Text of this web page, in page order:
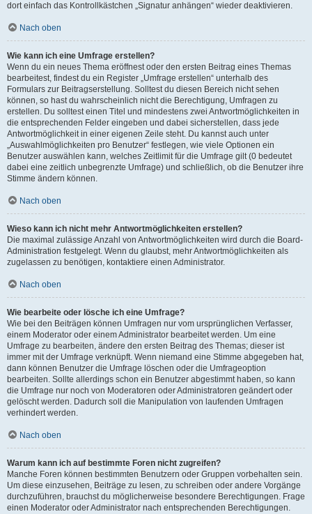
dort einfach das Kontrollkästchen „Signatur anhängen“ wieder deaktivieren.
Nach oben
Wie kann ich eine Umfrage erstellen?
Wenn du ein neues Thema eröffnest oder den ersten Beitrag eines Themas
bearbeitest, findest du ein Register „Umfrage erstellen“ unterhalb des
Formulars zur Beitragserstellung. Solltest du diesen Bereich nicht sehen
können, so hast du wahrscheinlich nicht die Berechtigung, Umfragen zu
erstellen. Du solltest einen Titel und mindestens zwei Antwortmöglichkeiten in
die entsprechenden Felder eingeben und dabei sicherstellen, dass jede
Antwortmöglichkeit in einer eigenen Zeile steht. Du kannst auch unter
„Auswahlmöglichkeiten pro Benutzer“ festlegen, wie viele Optionen ein
Benutzer auswählen kann, welches Zeitlimit für die Umfrage gilt (0 bedeutet
dabei eine zeitlich unbegrenzte Umfrage) und schließlich, ob die Benutzer ihre
Stimme ändern können.
Nach oben
Wieso kann ich nicht mehr Antwortmöglichkeiten erstellen?
Die maximal zulässige Anzahl von Antwortmöglichkeiten wird durch die Board-
Administration festgelegt. Wenn du glaubst, mehr Antwortmöglichkeiten als
zugelassen zu benötigen, kontaktiere einen Administrator.
Nach oben
Wie bearbeite oder lösche ich eine Umfrage?
Wie bei den Beiträgen können Umfragen nur vom ursprünglichen Verfasser,
einem Moderator oder einem Administrator bearbeitet werden. Um eine
Umfrage zu bearbeiten, ändere den ersten Beitrag des Themas; dieser ist
immer mit der Umfrage verknüpft. Wenn niemand eine Stimme abgegeben hat,
dann können Benutzer die Umfrage löschen oder die Umfrageoption
bearbeiten. Sollte allerdings schon ein Benutzer abgestimmt haben, so kann
die Umfrage nur noch von Moderatoren oder Administratoren geändert oder
gelöscht werden. Dadurch soll die Manipulation von laufenden Umfragen
verhindert werden.
Nach oben
Warum kann ich auf bestimmte Foren nicht zugreifen?
Manche Foren können bestimmten Benutzern oder Gruppen vorbehalten sein.
Um diese einzusehen, Beiträge zu lesen, zu schreiben oder andere Vorgänge
durchzuführen, brauchst du möglicherweise besondere Berechtigungen. Frage
einen Moderator oder Administrator nach entsprechenden Berechtigungen.